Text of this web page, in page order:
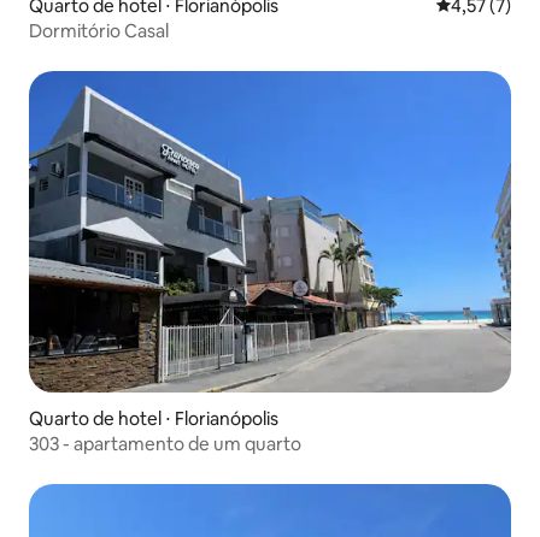
Quarto de hotel ⋅ Florianópolis 4,57 de
4,57 (7)
Dormitório Casal
Quarto de hotel ⋅ Florianópolis
303 - apartamento de um quarto